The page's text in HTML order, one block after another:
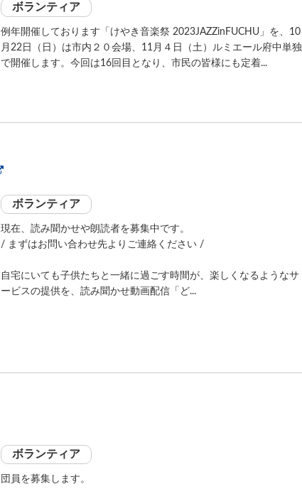
ボランティア
例年開催しております「けやき音楽祭 2023JAZZinFUCHU」を、10
月22日（日）は市内２０会場、11月４日（土）ルミエール府中単独
で開催します。今回は16回目となり、市民の皆様にも定着...
ボランティア
現在、読み聞かせや朗読者を募集中です。
/ まずはお問い合わせ先よりご連絡ください /
自宅にいても子供たちと一緒に過ごす時間が、楽しくなるようなサ
ービスの提供を、読み聞かせ動画配信「ど...
ボランティア
団員を募集します。